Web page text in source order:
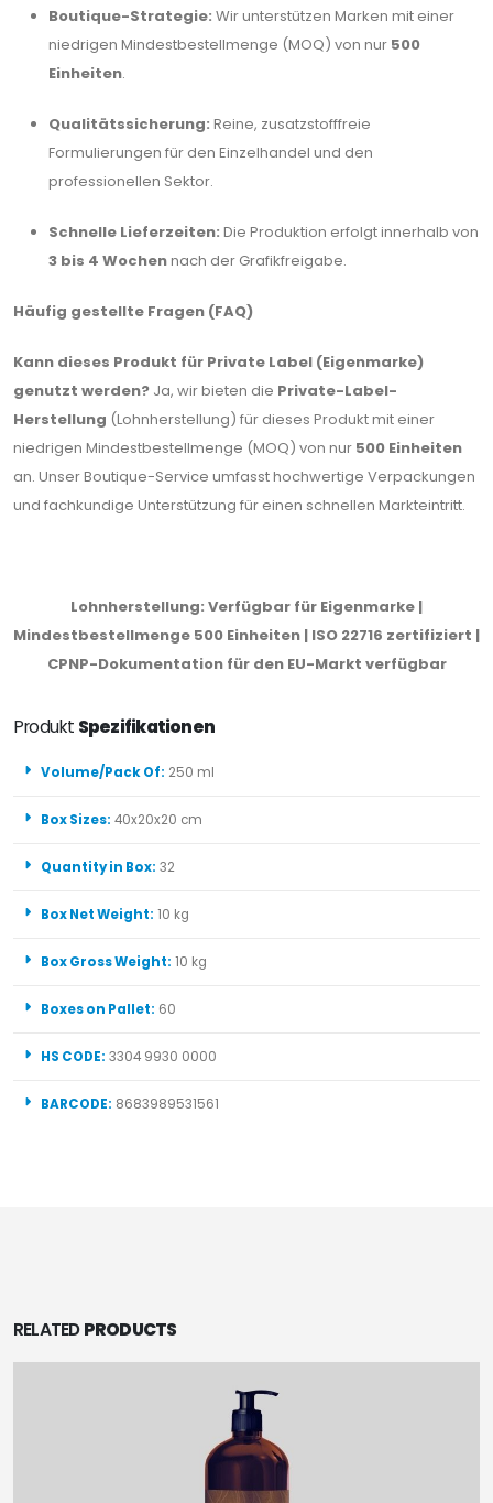
Boutique-Strategie: Wir unterstützen Marken mit einer
niedrigen Mindestbestellmenge (MOQ) von nur 500
Einheiten.
Qualitätssicherung: Reine, zusatzstofffreie
Formulierungen für den Einzelhandel und den
professionellen Sektor.
Schnelle Lieferzeiten: Die Produktion erfolgt innerhalb von
3 bis 4 Wochennach der Grafikfreigabe.
Häufig gestellte Fragen (FAQ)
Kann dieses Produkt für Private Label (Eigenmarke)
genutzt werden? Ja, wir bieten die Private-Label-
Herstellung (Lohnherstellung) für dieses Produkt mit einer
niedrigen Mindestbestellmenge (MOQ) von nur 500 Einheiten
an. Unser Boutique-Service umfasst hochwertige Verpackungen
und fachkundige Unterstützung für einen schnellen Markteintritt.
Lohnherstellung: Verfügbar für Eigenmarke |
Mindestbestellmenge 500 Einheiten | ISO 22716 zertifiziert |
CPNP-Dokumentation für den EU-Markt verfügbar
Produkt Spezifikationen
Volume/Pack Of: 250 ml
Box Sizes: 40x20x20 cm
Quantity in Box: 32
Box Net Weight: 10 kg
Box Gross Weight: 10 kg
Boxes on Pallet: 60
HS CODE: 3304 9930 0000
BARCODE: 8683989531561
RELATEDPRODUCTS